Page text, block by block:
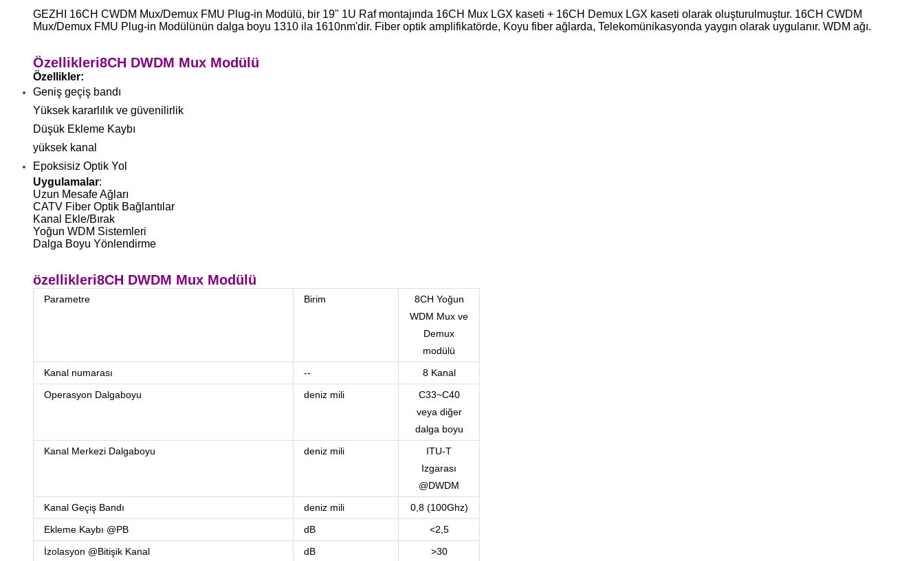
GEZHI 16CH CWDM Mux/Demux FMU Plug-in Modülü, bir 19" 1U Raf montajında ​​16CH Mux LGX kaseti + 16CH Demux LGX kaseti olarak oluşturulmuştur. 16CH CWDM
Mux/Demux FMU Plug-in Modülünün dalga boyu 1310 ila 1610nm'dir. Fiber optik amplifikatörde, Koyu fiber ağlarda, Telekomünikasyonda yaygın olarak uygulanır. WDM ağı.
Özellikleri8CH DWDM Mux Modülü
Özellikler:
Geniş geçiş bandı
Yüksek kararlılık ve güvenilirlik
Düşük Ekleme Kaybı
yüksek kanal
Epoksisiz Optik Yol
Uygulamalar:
Uzun Mesafe Ağları
CATV Fiber Optik Bağlantılar
Kanal Ekle/Bırak
Yoğun WDM Sistemleri
Dalga Boyu Yönlendirme
özellikleri8CH DWDM Mux Modülü
Parametre Birim
8CH Yoğun
WDM Mux ve
Demux
modülü
Kanal numarası
--
8 Kanal
Operasyon Dalgaboyu
deniz mili
C33~C40
veya diğer
dalga boyu
Kanal Merkezi Dalgaboyu
deniz mili
ITU-T
Izgarası
@DWDM
Kanal Geçiş Bandı
deniz mili
0,8 (100Ghz)
Ekleme Kaybı @PB
dB
<2,5
İzolasyon @Bitişik Kanal
dB
>30